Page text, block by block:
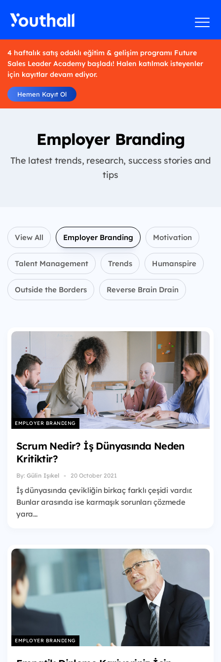
4 haftalık satış odaklı eğitim & gelişim programı Future
Sales Leader Academy başladı! Halen katılmak isteyenler
için kayıtlar devam ediyor.
Hemen Kayıt Ol
Employer Branding
The latest trends, research, success stories and
tips
View All Employer Branding Motivation
Talent Management Trends Humanspire
Outside the Borders Reverse Brain Drain
EMPLOYER BRANDING
Scrum Nedir? İş Dünyasında Neden
Kritiktir?
By: Gülin Işıkel 20 October 2021
İş dünyasında çevikliğin birkaç farklı çeşidi vardır.
Bunlar arasında ise karmaşık sorunları çözmede
yara...
EMPLOYER BRANDING